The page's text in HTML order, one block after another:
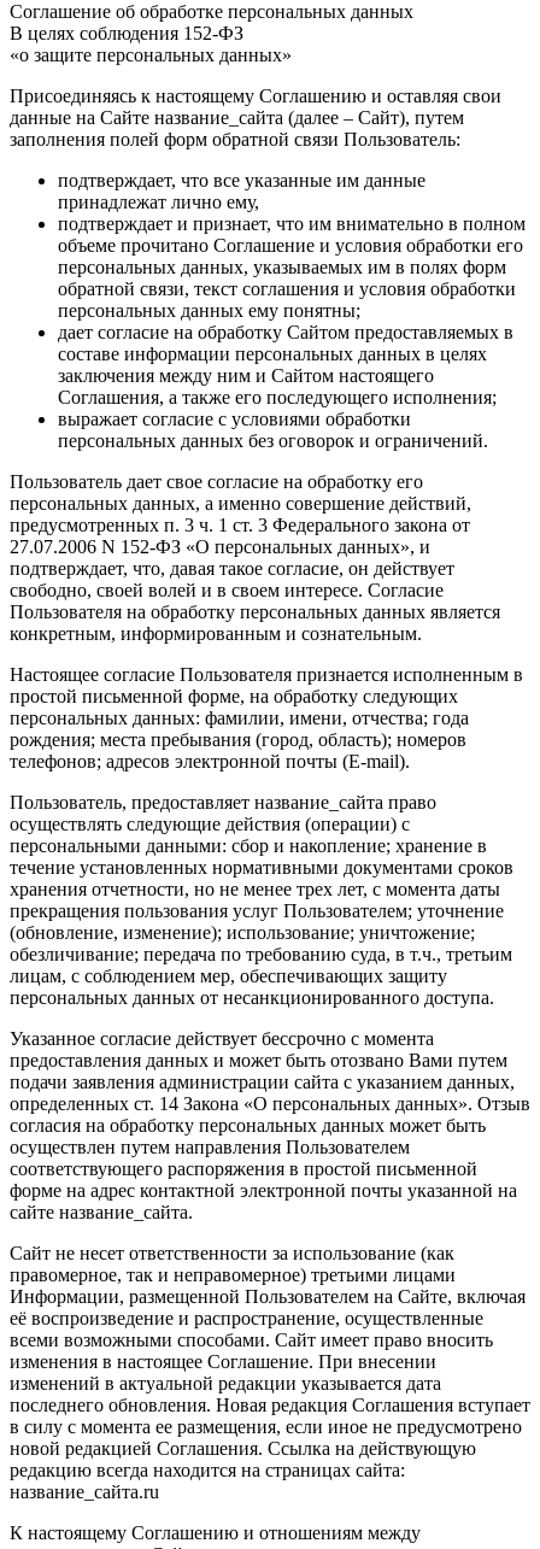
Соглашение об обработке персональных данных
В целях соблюдения 152-ФЗ
«о защите персональных данных»
Присоединяясь к настоящему Соглашению и оставляя свои
данные на Сайте название_сайта (далее – Сайт), путем
заполнения полей форм обратной связи Пользователь:
подтверждает, что все указанные им данные
принадлежат лично ему,
подтверждает и признает, что им внимательно в полном
объеме прочитано Соглашение и условия обработки его
персональных данных, указываемых им в полях форм
обратной связи, текст соглашения и условия обработки
персональных данных ему понятны;
дает согласие на обработку Сайтом предоставляемых в
составе информации персональных данных в целях
заключения между ним и Сайтом настоящего
Соглашения, а также его последующего исполнения;
выражает согласие с условиями обработки
персональных данных без оговорок и ограничений.
Пользователь дает свое согласие на обработку его
персональных данных, а именно совершение действий,
предусмотренных п. 3 ч. 1 ст. 3 Федерального закона от
27.07.2006 N 152-ФЗ «О персональных данных», и
подтверждает, что, давая такое согласие, он действует
свободно, своей волей и в своем интересе. Согласие
Пользователя на обработку персональных данных является
конкретным, информированным и сознательным.
Настоящее согласие Пользователя признается исполненным в
простой письменной форме, на обработку следующих
персональных данных: фамилии, имени, отчества; года
рождения; места пребывания (город, область); номеров
телефонов; адресов электронной почты (E-mail).
Пользователь, предоставляет название_сайта право
осуществлять следующие действия (операции) с
персональными данными: сбор и накопление; хранение в
течение установленных нормативными документами сроков
хранения отчетности, но не менее трех лет, с момента даты
прекращения пользования услуг Пользователем; уточнение
(обновление, изменение); использование; уничтожение;
обезличивание; передача по требованию суда, в т.ч., третьим
лицам, с соблюдением мер, обеспечивающих защиту
персональных данных от несанкционированного доступа.
Указанное согласие действует бессрочно с момента
предоставления данных и может быть отозвано Вами путем
подачи заявления администрации сайта с указанием данных,
определенных ст. 14 Закона «О персональных данных». Отзыв
согласия на обработку персональных данных может быть
осуществлен путем направления Пользователем
соответствующего распоряжения в простой письменной
форме на адрес контактной электронной почты указанной на
сайте название_сайта.
Сайт не несет ответственности за использование (как
правомерное, так и неправомерное) третьими лицами
Информации, размещенной Пользователем на Сайте, включая
её воспроизведение и распространение, осуществленные
всеми возможными способами. Сайт имеет право вносить
изменения в настоящее Соглашение. При внесении
изменений в актуальной редакции указывается дата
последнего обновления. Новая редакция Соглашения вступает
в силу с момента ее размещения, если иное не предусмотрено
новой редакцией Соглашения. Ссылка на действующую
редакцию всегда находится на страницах сайта:
название_сайта.ru
К настоящему Соглашению и отношениям между